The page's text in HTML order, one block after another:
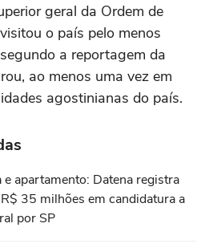
geral da Ordem de
o país pelo menos
a reportagem da
ao menos uma vez em
agostinianas do país.
e apartamento: Datena registra
35 milhões em candidatura a
por SP